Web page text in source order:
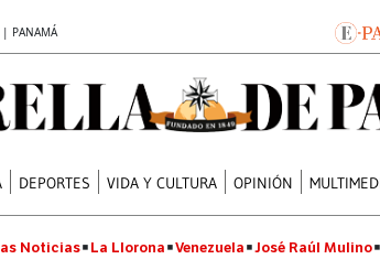
PANAMÁ
DEPORTES VIDA Y CULTURA OPINIÓN
Noticias La Llorona Venezuela José Raúl Mulino